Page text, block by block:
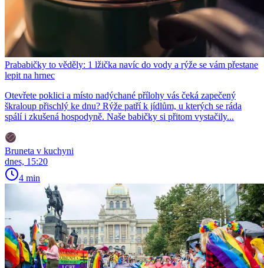
Prababičky to věděly: 1 lžička navíc do vody a rýže se vám přestane
lepit na hrnec
Otevřete poklici a místo nadýchané přílohy vás čeká zapečený
škraloup přischlý ke dnu? Rýže patří k jídlům, u kterých se ráda
spálí i zkušená hospodyně. Naše babičky si přitom vystačily...
Bruneta v kuchyni
dnes, 15:20
4 min